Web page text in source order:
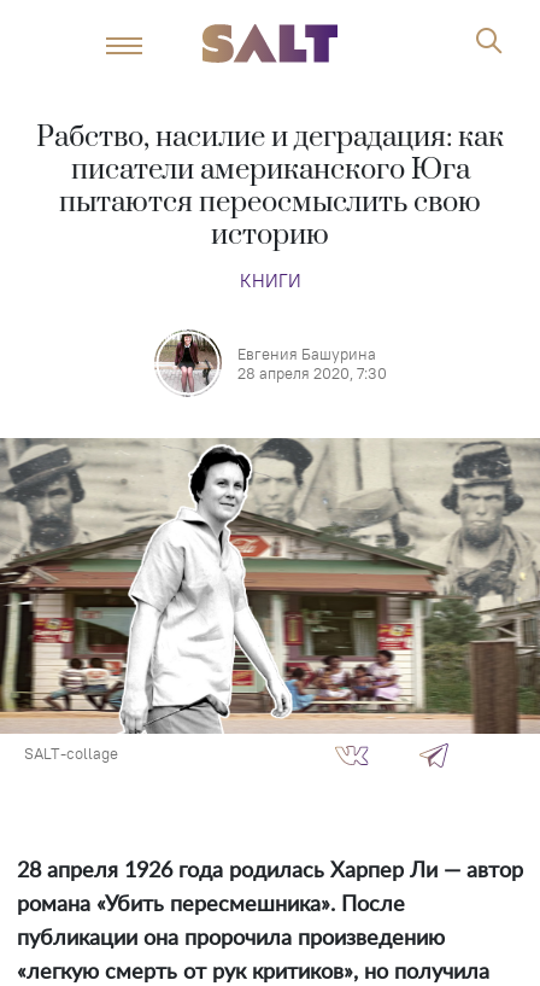
Рабство, насилие и деградация: как
писатели американского Юга
пытаются переосмыслить свою
историю
КНИГИ
Евгения Башурина
28 апреля 2020, 7:30
SALT-collage
28 апреля 1926 года родилась Харпер Ли — автор
романа «Убить пересмешника». После
публикации она пророчила произведению
«легкую смерть от рук критиков», но получила